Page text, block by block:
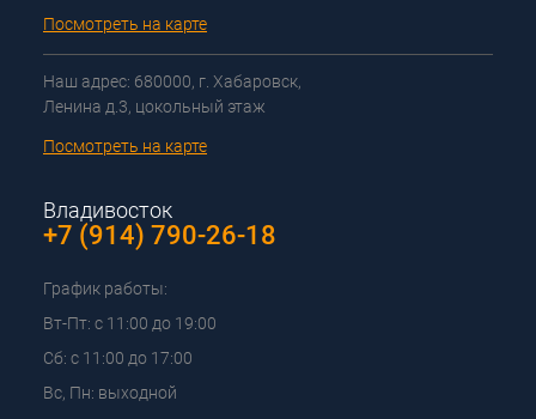
Посмотреть на карте
Наш адрес: 680000, г. Хабаровск,
Ленина д.3, цокольный этаж
Посмотреть на карте
Владивосток
+7 (914) 790-26-18
График работы:
Вт-Пт: с 11:00 до 19:00
Сб: с 11:00 до 17:00
Вс, Пн: выходной